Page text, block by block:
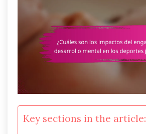
Key sections in the article: